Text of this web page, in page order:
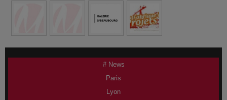
# News
Paris
Lyon